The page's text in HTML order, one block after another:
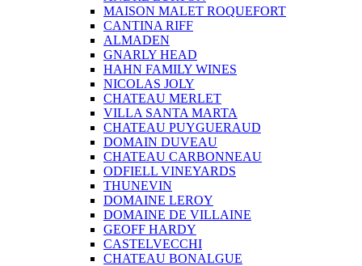
MAISON MALET ROQUEFORT
CANTINA RIFF
ALMADEN
GNARLY HEAD
HAHN FAMILY WINES
NICOLAS JOLY
CHATEAU MERLET
VILLA SANTA MARTA
CHATEAU PUYGUERAUD
DOMAIN DUVEAU
CHATEAU CARBONNEAU
ODFIELL VINEYARDS
THUNEVIN
DOMAINE LEROY
DOMAINE DE VILLAINE
GEOFF HARDY
CASTELVECCHI
CHATEAU BONALGUE